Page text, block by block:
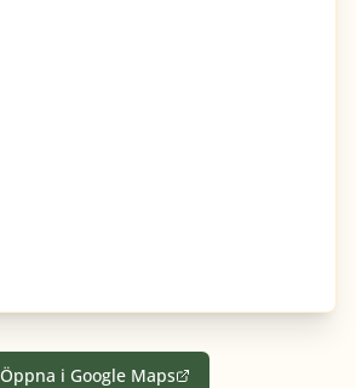
Öppna i Google Maps